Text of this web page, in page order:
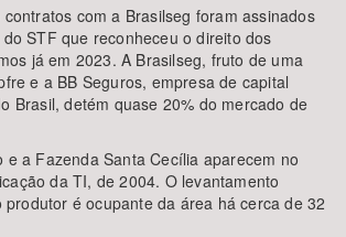
com a Brasilseg foram assinados
STF que reconheceu o direito dos
já em 2023. A Brasilseg, fruto de uma
e a BB Seguros, empresa de capital
Brasil, detém quase 20% do mercado de
e a Fazenda Santa Cecília aparecem no
da TI, de 2004. O levantamento
é ocupante da área há cerca de 32